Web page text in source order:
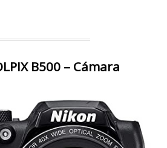
B500 – Cámara